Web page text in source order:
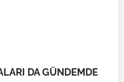
DA GÜNDEMDE